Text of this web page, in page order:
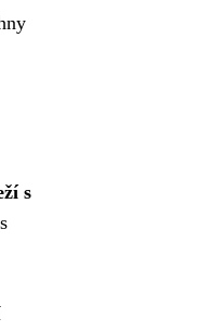
s